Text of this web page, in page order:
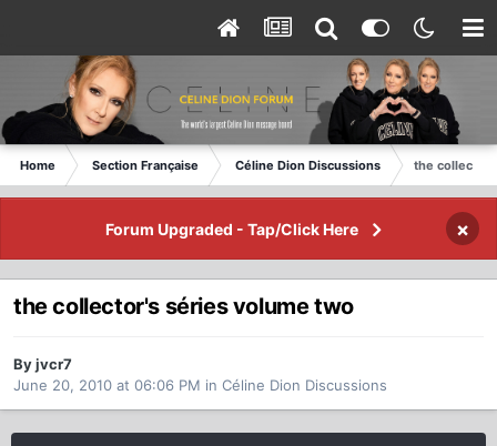
Home Section Française Céline Dion Discussions the
Forum Upgraded - Tap/Click Here ×
the collector's séries volume two
By jvcr7
June 20, 2010 at 06:06 PM in Céline Dion Discussions